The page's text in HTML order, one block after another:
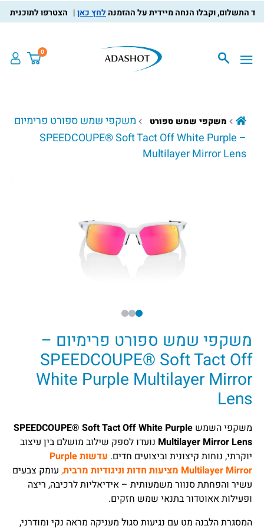
לחץ כאן הצטרפו לתוכנית
0
משקפי שמש ספורט
משקפי שמש ספורט פרימיום
– SPEEDCOUPE® Soft Tact Off White Purple
Multilayer Mirror Lens
משקפי שמש ספורט פרימיום –
SPEEDCOUPE® Soft Tact Off
White Purple Multilayer Mirror
Lens
משקפי השמש SPEEDCOUPE® Soft Tact Off White Purple
Multilayer Mirror Lens נועדו לספק שילוב מושלם בין עיצוב
יוקרתי, נוחות קיצונית וביצועים חדים.
עדשות Purple
Multilayer Mirror מציעות חדות וניגודיות מרבית
, עומק צבעים
עשיר והפחתת סנוור משמעותית – אידיאליות לרכיבה, ריצה
ופעילות אאוטדור בתנאי שמש חזקים.
המסגרת הלבנה מט עם נגיעות סגול מעניקה מראה נקי ומודרני,